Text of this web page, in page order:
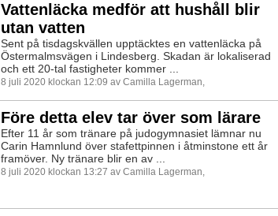
Vattenläcka medför att hushåll blir
utan vatten
Sent på tisdagskvällen upptäcktes en vattenläcka på
Östermalmsvägen i Lindesberg. Skadan är lokaliserad
och ett 20-tal fastigheter kommer ...
8 juli 2020 klockan 12:09 av Camilla Lagerman,
Före detta elev tar över som lärare
Efter 11 år som tränare på judogymnasiet lämnar nu
Carin Hamnlund över stafettpinnen i åtminstone ett år
framöver. Ny tränare blir en av ...
8 juli 2020 klockan 13:27 av Camilla Lagerman,